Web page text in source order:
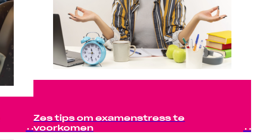
Zes tips om examenstress te
voorkomen